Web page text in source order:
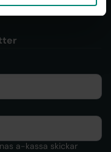
a-kassa skickar